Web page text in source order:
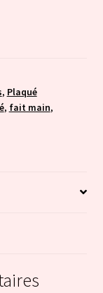
, Plaqué
, fait main,